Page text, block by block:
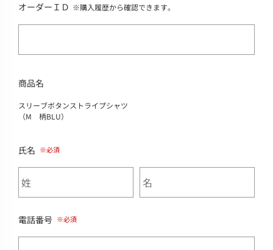
オーダーＩＤ ※購入履歴から確認できます。
商品名
スリーブボタンストライプシャツ
（M 柄BLU）
氏名
電話番号